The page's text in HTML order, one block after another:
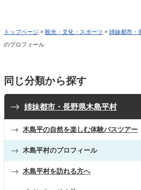
トップページ > 観光・文化・スポーツ > 姉妹都市・
のプロフィール
同じ分類から探す
姉妹都市・長野県木島平村
木島平の自然を楽しむ体験バスツアー
木島平村のプロフィール
木島平村を訪れる方へ